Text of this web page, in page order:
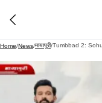
Home/News/मायापुरी/